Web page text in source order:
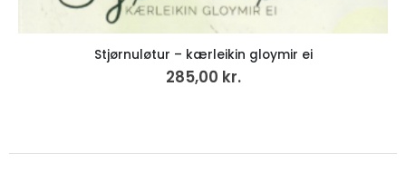
Stjørnuløtur – kærleikin gloymir ei
285,00 kr.